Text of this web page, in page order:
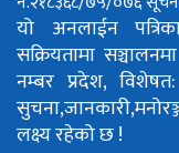
यो अनलाईन
सक्रियतामा
नम्बर प्रदेश,
लक्ष्य रहेको छ !